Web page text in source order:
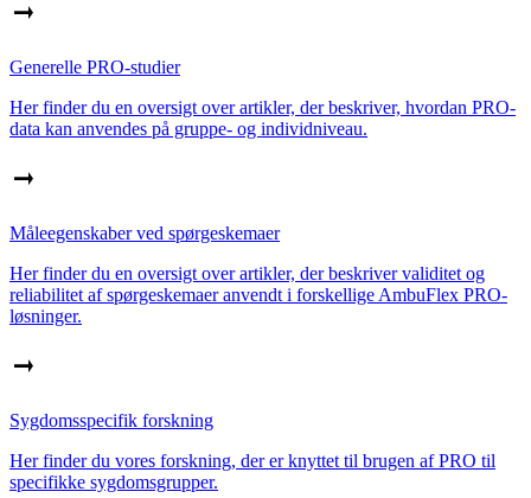
Generelle PRO-studier
Her finder du en oversigt over artikler, der beskriver, hvordan PRO-
data kan anvendes på gruppe- og individniveau.
Måleegenskaber ved spørgeskemaer
Her finder du en oversigt over artikler, der beskriver validitet og
reliabilitet af spørgeskemaer anvendt i forskellige AmbuFlex PRO-
løsninger.
Sygdomsspecifik forskning
Her finder du vores forskning, der er knyttet til brugen af PRO til
specifikke sygdomsgrupper.